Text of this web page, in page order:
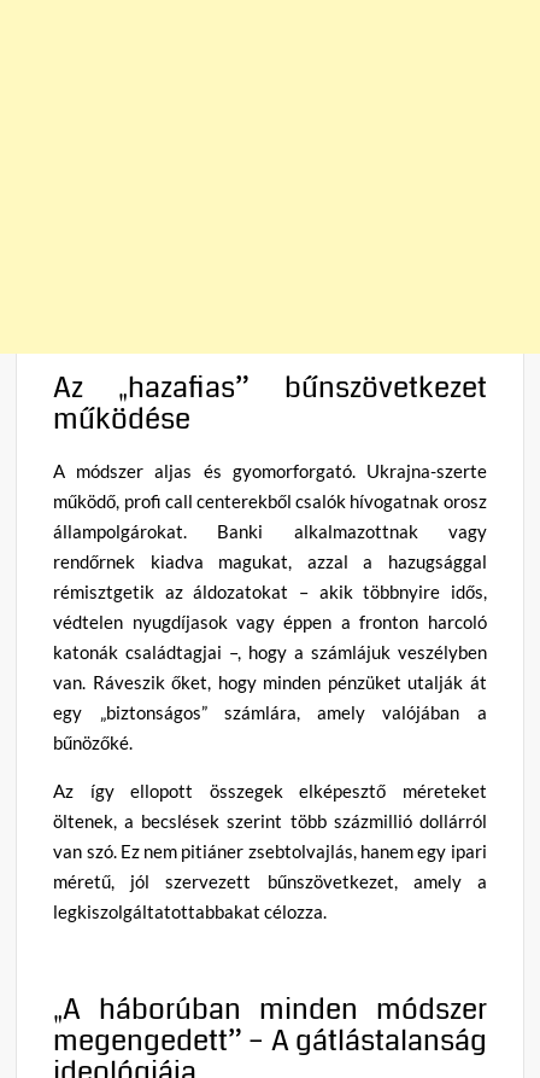
Az „hazafias” bűnszövetkezet
működése
A módszer aljas és gyomorforgató. Ukrajna-szerte
működő, profi call centerekből csalók hívogatnak orosz
állampolgárokat. Banki alkalmazottnak vagy
rendőrnek kiadva magukat, azzal a hazugsággal
rémisztgetik az áldozatokat – akik többnyire idős,
védtelen nyugdíjasok vagy éppen a fronton harcoló
katonák családtagjai –, hogy a számlájuk veszélyben
van. Ráveszik őket, hogy minden pénzüket utalják át
egy „biztonságos” számlára, amely valójában a
bűnözőké.
Az így ellopott összegek elképesztő méreteket
öltenek, a becslések szerint több százmillió dollárról
van szó. Ez nem pitiáner zsebtolvajlás, hanem egy ipari
méretű, jól szervezett bűnszövetkezet, amely a
legkiszolgáltatottabbakat célozza.
„A háborúban minden módszer
megengedett” – A gátlástalanság